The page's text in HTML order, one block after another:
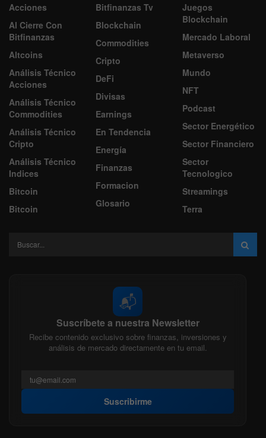
Acciones
Al Cierre Con
Bitfinanzas
Altcoins
Análisis Técnico
Acciones
Análisis Técnico
Commodities
Análisis Técnico
Cripto
Análisis Técnico
Indices
Bitcoin
Bitcoin
Bitfinanzas Tv
Blockchain
Commodities
Cripto
DeFi
Divisas
Earnings
En Tendencia
Energía
Finanzas
Formacion
Glosario
Juegos
Blockchain
Mercado Laboral
Metaverso
Mundo
NFT
Podcast
Sector Energético
Sector Financiero
Sector
Tecnologico
Streamings
Terra
📬
Suscríbete a nuestra Newsletter
Recibe contenido exclusivo sobre finanzas, inversiones y
análisis de mercado directamente en tu email.
Suscribirme